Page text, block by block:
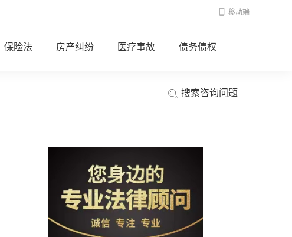
移动端
保险法 房产纠纷 医疗事故 债务债权
搜索咨询问题